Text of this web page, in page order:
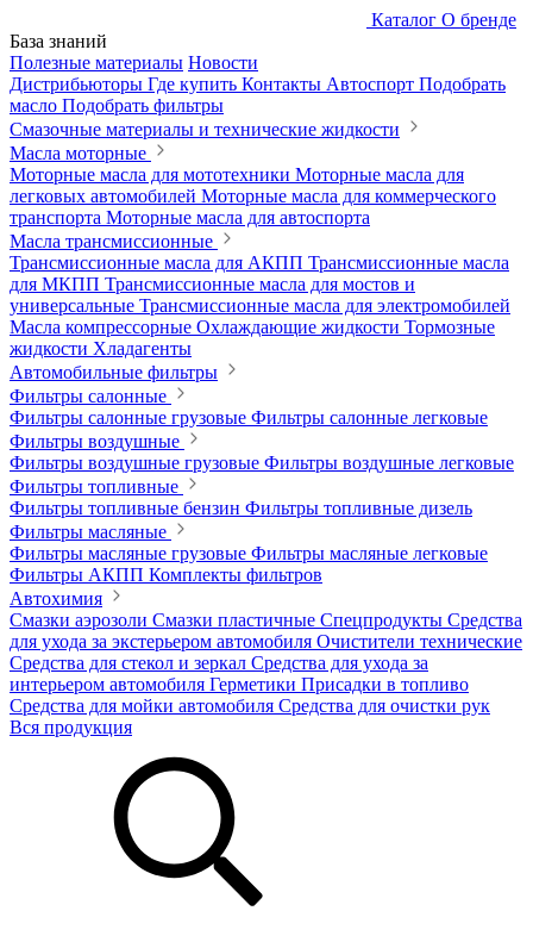
Каталог О бренде
База знаний
Полезные материалы Новости
Дистрибьюторы Где купить Контакты Автоспорт Подобрать
масло Подобрать фильтры
Смазочные материалы и технические жидкости
Масла моторные
Моторные масла для мототехники Моторные масла для
легковых автомобилей Моторные масла для коммерческого
транспорта Моторные масла для автоспорта
Масла трансмиссионные
Трансмиссионные масла для АКПП Трансмиссионные масла
для МКПП Трансмиссионные масла для мостов и
универсальные Трансмиссионные масла для электромобилей
Масла компрессорные Охлаждающие жидкости Тормозные
жидкости Хладагенты
Автомобильные фильтры
Фильтры салонные
Фильтры салонные грузовые Фильтры салонные легковые
Фильтры воздушные
Фильтры воздушные грузовые Фильтры воздушные легковые
Фильтры топливные
Фильтры топливные бензин Фильтры топливные дизель
Фильтры масляные
Фильтры масляные грузовые Фильтры масляные легковые
Фильтры АКПП Комплекты фильтров
Автохимия
Смазки аэрозоли Смазки пластичные Спецпродукты Средства
для ухода за экстерьером автомобиля Очистители технические
Средства для стекол и зеркал Средства для ухода за
интерьером автомобиля Герметики Присадки в топливо
Средства для мойки автомобиля Средства для очистки рук
Вся продукция